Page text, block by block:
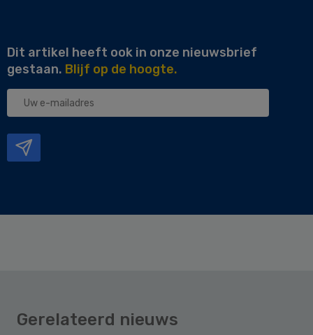
Dit artikel heeft ook in onze nieuwsbrief
gestaan. Blijf op de hoogte.
Uw
Gerelateerd nieuws